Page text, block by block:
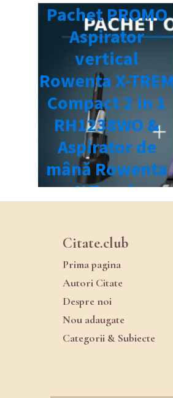
Citate.club
Prima pagina
Autori Citate
Despre noi
Nou adaugate
Categorii & Subiecte